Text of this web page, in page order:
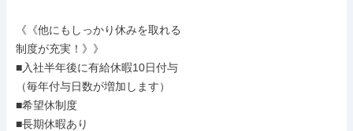
《《他にもしっかり休みを取れる
制度が充実！》》
■入社半年後に有給休暇10日付与
（毎年付与日数が増加します）
■希望休制度
■長期休暇あり